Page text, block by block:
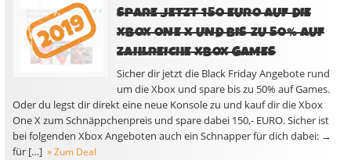
SPARE JETZT 150 EURO AUF DIE
XBOX ONE X UND BIS ZU 50% AUF
ZAHLREICHE XBOX GAMES
Sicher dir jetzt die Black Friday Angebote rund
um die Xbox und spare bis zu 50% auf Games.
Oder du legst dir direkt eine neue Konsole zu und kauf dir die Xbox
One X zum Schnäppchenpreis und spare dabei 150,- EURO. Sicher ist
bei folgenden Xbox Angeboten auch ein Schnapper für dich dabei: →
für […] » Zum Deal